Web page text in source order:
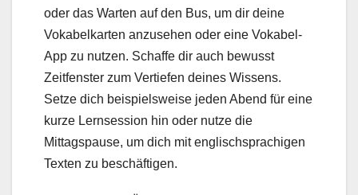
oder das Warten auf den Bus, um dir deine
Vokabelkarten anzusehen oder eine Vokabel-
App zu nutzen. Schaffe dir auch bewusst
Zeitfenster zum Vertiefen deines Wissens.
Setze dich beispielsweise jeden Abend für eine
kurze Lernsession hin oder nutze die
Mittagspause, um dich mit englischsprachigen
Texten zu beschäftigen.